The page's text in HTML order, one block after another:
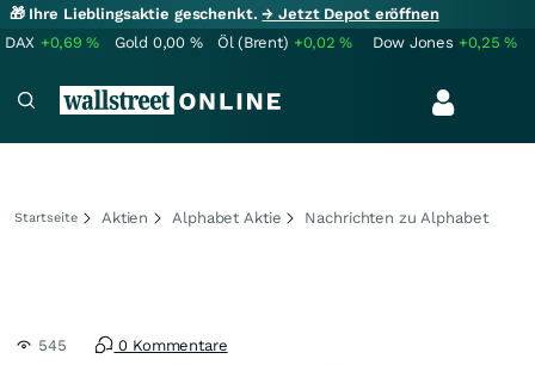
🎁 Ihre Lieblingsaktie geschenkt.→ Jetzt Depot eröffnen
DAX +0,69% Gold 0,00 % Öl (Brent) +0,02% Dow Jones +0,25%
Startseite Aktien Alphabet Aktie Nachrichten zu Alphabet
545 0 Kommentare